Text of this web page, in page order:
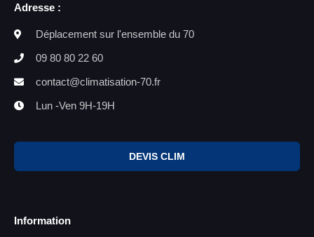
Adresse :
Déplacement sur l'ensemble du 70
09 80 80 22 60
contact@climatisation-70.fr
Lun -Ven 9H-19H
DEVIS CLIM
Information